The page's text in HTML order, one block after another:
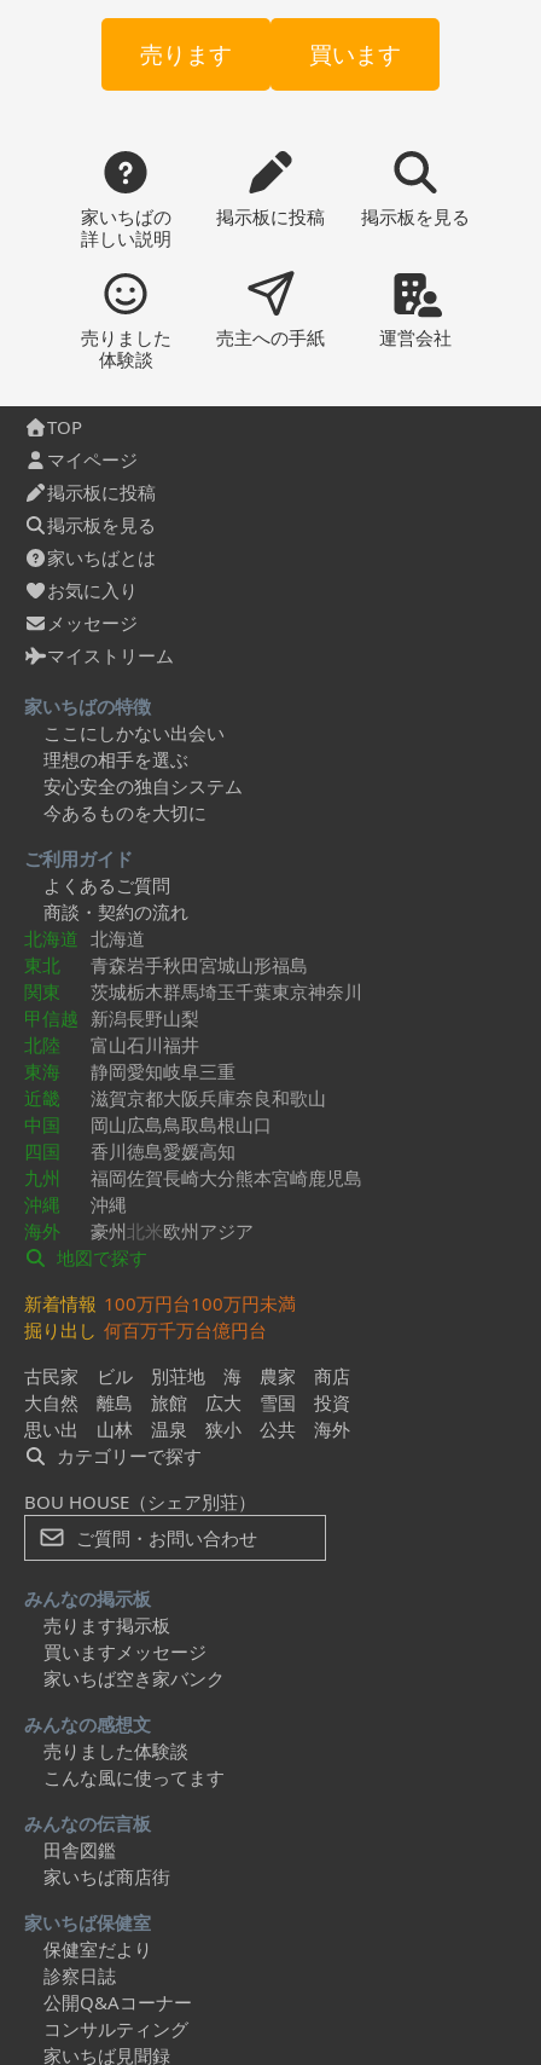
売ります 買います
家いちばの
詳しい説明
掲示板に投稿 掲示板 を見る
売りました
体験談
売主への手紙 運営会社
TOP
マイページ
掲示板に投稿
掲示板を見る
家いちばとは
お気に入り
メッセージ
マイストリーム
家いちばの特徴
ここにしかない出会い
理想の相手を選ぶ
安心安全の独自システム
今あるものを大切に
ご利用ガイド
よくあるご質問
商談・契約の流れ
北海道 北海道
東北
青森岩手秋田宮城山形福島
関東
茨城栃木群馬埼玉千葉東京神奈川
甲信越 新潟長野山梨
北陸
富山石川福井
東海
静岡愛知岐阜三重
近畿
滋賀京都大阪兵庫奈良和歌山
中国
岡山広島鳥取島根山口
四国
香川徳島愛媛高知
九州
福岡佐賀長崎大分熊本宮崎鹿児島
沖縄
沖縄
海外
豪州北米欧州アジア
地図で探す
新着情報 100万円台100万円未満
掘り出し 何百万千万台億円台
古民家
ビル 別荘地 海 農家
商店
大自然
離島 旅館 広大 雪国
投資
思い出
山林 温泉 狭小 公共
海外
カテゴリーで探す
BOU HOUSE（シェア別荘）
ご質問・お問い合わせ
みんなの掲示板
売ります掲示板
買いますメッセージ
家いちば空き家バンク
みんなの感想文
売りました体験談
こんな風に使ってます
みんなの伝言板
田舎図鑑
家いちば商店街
家いちば保健室
保健室だより
診察日誌
公開Q&Aコーナー
コンサルティング
家いちば見聞録